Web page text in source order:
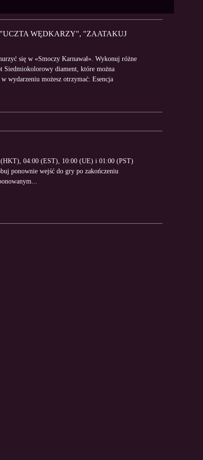
WĘDKARZY", "ZAATAKUJ
się w «Smoczy Karnawał». Wykonuj różne
Siedmiokolorowy diament, które można
wydarzeniu możesz otrzymać: Esencja
04:00 (EST), 10:00 (UE) i 01:00 (PST)
ponownie wejść do gry po zakończeniu